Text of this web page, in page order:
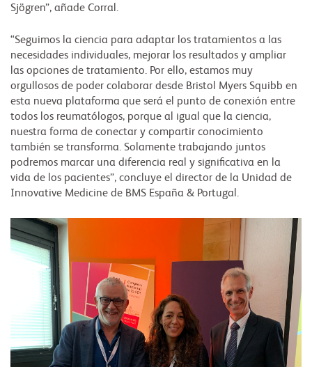
Sjögren”, añade Corral.
“Seguimos la ciencia para adaptar los tratamientos a las
necesidades individuales, mejorar los resultados y ampliar
las opciones de tratamiento. Por ello, estamos muy
orgullosos de poder colaborar desde Bristol Myers Squibb en
esta nueva plataforma que será el punto de conexión entre
todos los reumatólogos, porque al igual que la ciencia,
nuestra forma de conectar y compartir conocimiento
también se transforma. Solamente trabajando juntos
podremos marcar una diferencia real y significativa en la
vida de los pacientes”, concluye el director de la Unidad de
Innovative Medicine de BMS España & Portugal.